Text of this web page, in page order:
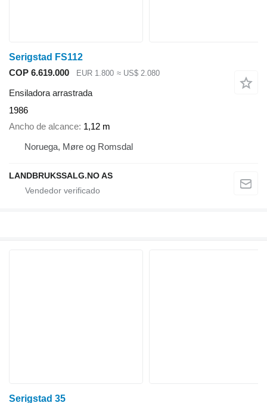
Serigstad FS112
COP 6.619.000
EUR 1.800 ≈ US$ 2.080
Ensiladora arrastrada
1986
Ancho de alcance 1,12 m
Noruega, Møre og Romsdal
LANDBRUKSSALG.NO AS
Serigstad 35